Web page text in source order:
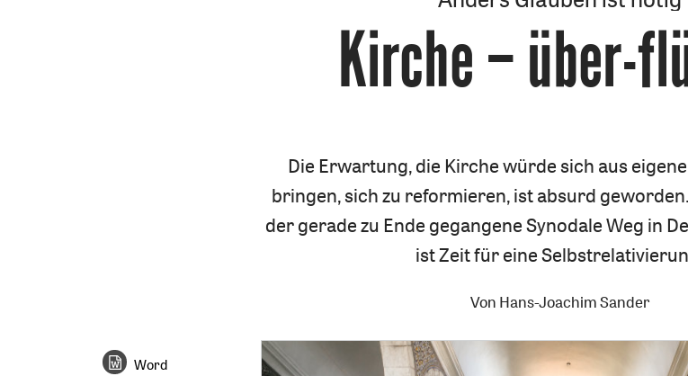
:
Kirche – über-
Die Erwartung, die Kirche würde sich aus
bringen, sich zu reformieren, ist absurd
der gerade zu Ende gegangene Synodale Weg in
ist Zeit für eine
Von Hans-Joachim Sander
Word